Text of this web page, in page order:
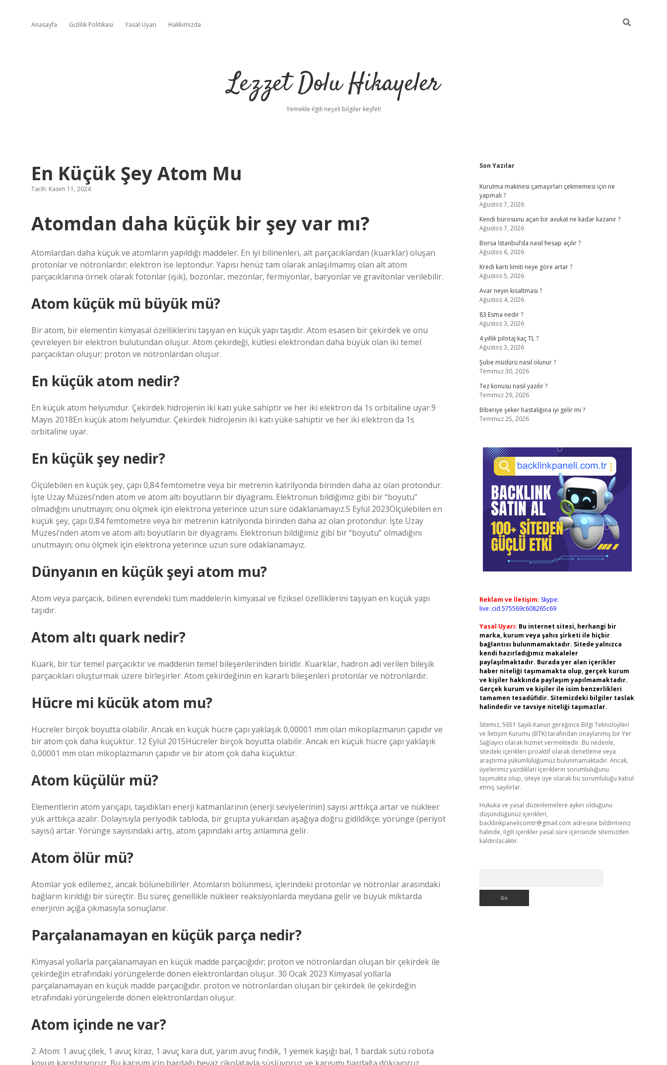
Anasayfa Gizlilik Politikası Yasal Uyarı Hakkımızda
Lezzet Dolu Hikayeler
Yemekle ilgili neşeli bilgiler keşfet!
En Küçük Şey Atom Mu
Tarih: Kasım 11, 2024
Atomdan daha küçük bir şey var mı?
Atomlardan daha küçük ve atomların yapıldığı maddeler. En iyi bilinenleri, alt parçacıklardan (kuarklar) oluşan
protonlar ve nötronlardır; elektron ise leptondur. Yapısı henüz tam olarak anlaşılmamış olan alt atom
parçacıklarına örnek olarak fotonlar (ışık), bozonlar, mezonlar, fermiyonlar, baryonlar ve gravitonlar verilebilir.
Atom küçük mü büyük mü?
Bir atom, bir elementin kimyasal özelliklerini taşıyan en küçük yapı taşıdır. Atom esasen bir çekirdek ve onu
çevreleyen bir elektron bulutundan oluşur. Atom çekirdeği, kütlesi elektrondan daha büyük olan iki temel
parçacıktan oluşur; proton ve nötronlardan oluşur.
En küçük atom nedir?
En küçük atom helyumdur. Çekirdek hidrojenin iki katı yüke sahiptir ve her iki elektron da 1s orbitaline uyar.9
Mayıs 2018En küçük atom helyumdur. Çekirdek hidrojenin iki katı yüke sahiptir ve her iki elektron da 1s
orbitaline uyar.
En küçük şey nedir?
Ölçülebilen en küçük şey, çapı 0,84 femtometre veya bir metrenin katrilyonda birinden daha az olan protondur.
İşte Uzay Müzesi’nden atom ve atom altı boyutların bir diyagramı. Elektronun bildiğimiz gibi bir “boyutu”
olmadığını unutmayın; onu ölçmek için elektrona yeterince uzun süre odaklanamayız.5 Eylül 2023Ölçülebilen en
küçük şey, çapı 0,84 femtometre veya bir metrenin katrilyonda birinden daha az olan protondur. İşte Uzay
Müzesi’nden atom ve atom altı boyutların bir diyagramı. Elektronun bildiğimiz gibi bir “boyutu” olmadığını
unutmayın; onu ölçmek için elektrona yeterince uzun süre odaklanamayız.
Dünyanın en küçük şeyi atom mu?
Atom veya parçacık, bilinen evrendeki tüm maddelerin kimyasal ve fiziksel özelliklerini taşıyan en küçük yapı
taşıdır.
Atom altı quark nedir?
Kuark, bir tür temel parçacıktır ve maddenin temel bileşenlerinden biridir. Kuarklar, hadron adı verilen bileşik
parçacıkları oluşturmak üzere birleşirler. Atom çekirdeğinin en kararlı bileşenleri protonlar ve nötronlardır.
Hücre mi kücük atom mu?
Hücreler birçok boyutta olabilir. Ancak en küçük hücre çapı yaklaşık 0,00001 mm olan mikoplazmanın çapıdır ve
bir atom çok daha küçüktür. 12 Eylül 2015Hücreler birçok boyutta olabilir. Ancak en küçük hücre çapı yaklaşık
0,00001 mm olan mikoplazmanın çapıdır ve bir atom çok daha küçüktür.
Atom küçülür mü?
Elementlerin atom yarıçapı, taşıdıkları enerji katmanlarının (enerji seviyelerinin) sayısı arttıkça artar ve nükleer
yük arttıkça azalır. Dolayısıyla periyodik tabloda, bir grupta yukarıdan aşağıya doğru gidildikçe; yörünge (periyot
sayısı) artar. Yörünge sayısındaki artış, atom çapındaki artış anlamına gelir.
Atom ölür mü?
Atomlar yok edilemez, ancak bölünebilirler. Atomların bölünmesi, içlerindeki protonlar ve nötronlar arasındaki
bağların kırıldığı bir süreçtir. Bu süreç genellikle nükleer reaksiyonlarda meydana gelir ve büyük miktarda
enerjinin açığa çıkmasıyla sonuçlanır.
Parçalanamayan en küçük parça nedir?
Kimyasal yollarla parçalanamayan en küçük madde parçacığıdır; proton ve nötronlardan oluşan bir çekirdek ile
çekirdeğin etrafındaki yörüngelerde dönen elektronlardan oluşur. 30 Ocak 2023 Kimyasal yollarla
parçalanamayan en küçük madde parçacığıdır. proton ve nötronlardan oluşan bir çekirdek ile çekirdeğin
etrafındaki yörüngelerde dönen elektronlardan oluşur.
Atom içinde ne var?
2. Atom: 1 avuç çilek, 1 avuç kiraz, 1 avuç kara dut, yarım avuç fındık, 1 yemek kaşığı bal, 1 bardak sütü robota
Sidebar
Son Yazılar
Kurutma makinesi çamaşırları çekmemesi için ne
yapmalı ?
Ağustos 7, 2026
Kendi bürosunu açan bir avukat ne kadar kazanır ?
Ağustos 7, 2026
Borsa İstanbul’da nasıl hesap açılır ?
Ağustos 6, 2026
Kredi kartı limiti neye göre artar ?
Ağustos 5, 2026
Avar neyin kısaltması ?
Ağustos 4, 2026
83 Esma nedir ?
Ağustos 3, 2026
4 yıllık pilotaj kaç TL ?
Ağustos 3, 2026
Şube müdürü nasıl olunur ?
Temmuz 30, 2026
Tez konusu nasıl yazılır ?
Temmuz 29, 2026
Biberiye şeker hastalığına iyi gelir mi ?
Temmuz 25, 2026
Reklam ve İletişim: Skype:
live:.cid.575569c608265c69
Yasal Uyarı: Bu internet sitesi, herhangi bir
marka, kurum veya şahıs şirketi ile hiçbir
bağlantısı bulunmamaktadır. Sitede yalnızca
kendi hazırladığımız makaleler
paylaşılmaktadır. Burada yer alan içerikler
haber niteliği taşımamakta olup, gerçek kurum
ve kişiler hakkında paylaşım yapılmamaktadır.
Gerçek kurum ve kişiler ile isim benzerlikleri
tamamen tesadüfidir. Sitemizdeki bilgiler taslak
halindedir ve tavsiye niteliği taşımazlar.
Sitemiz, 5651 Sayılı Kanun gereğince Bilgi Teknolojileri
ve İletişim Kurumu (BTK) tarafından onaylanmış bir Yer
Sağlayıcı olarak hizmet vermektedir. Bu nedenle,
sitedeki içerikleri proaktif olarak denetleme veya
araştırma yükümlülüğümüz bulunmamaktadır. Ancak,
üyelerimiz yazdıkları içeriklerin sorumluluğunu
taşımakta olup, siteye üye olarak bu sorumluluğu kabul
etmiş sayılırlar.
Hukuka ve yasal düzenlemelere aykırı olduğunu
düşündüğünüz içerikleri,
backlinkpanelicomtr@gmail.com adresine bildirmeniz
halinde, ilgili içerikler yasal süre içerisinde sitemizden
kaldırılacaktır.